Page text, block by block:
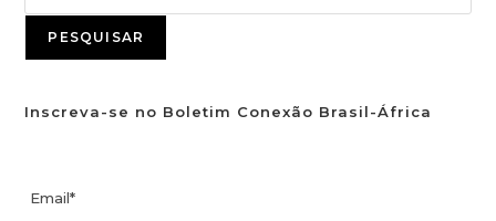
PESQUISAR
Inscreva-se no Boletim Conexão Brasil-África
Email*